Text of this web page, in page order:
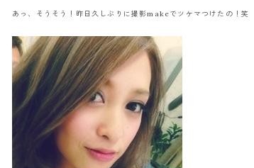
あっ、そうそう！昨日久しぶりに撮影makeでツケマつけたの！笑